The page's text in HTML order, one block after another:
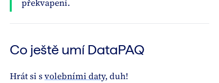
překvapení.
Co ještě umí DataPAQ
Hrát si svolebními daty, duh!